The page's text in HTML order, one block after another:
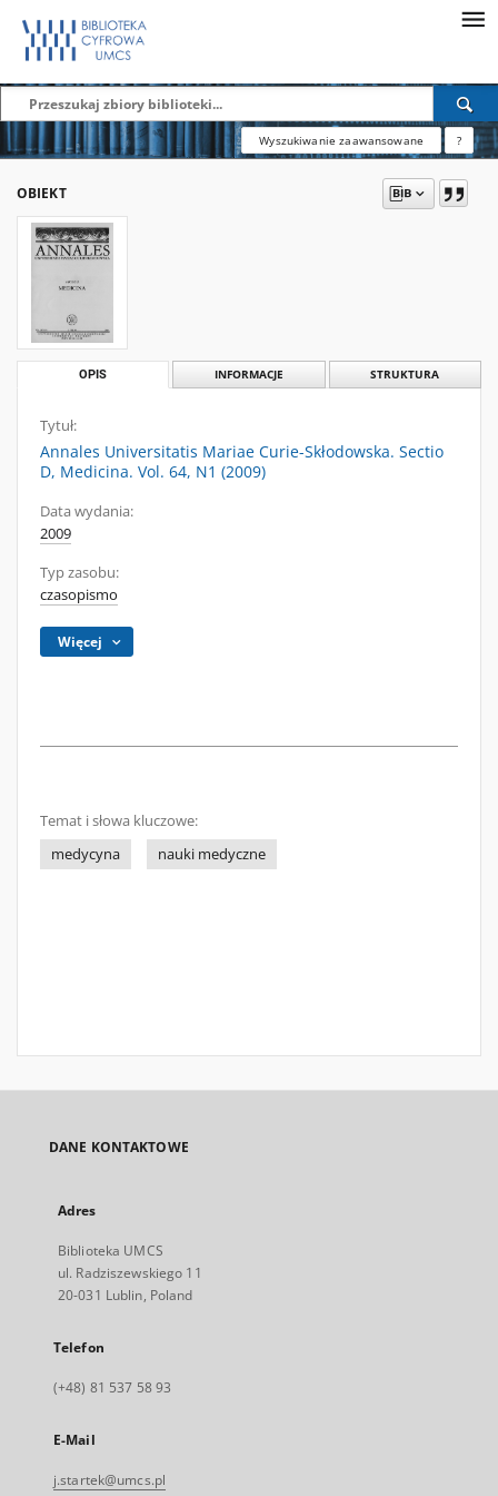
Wyszukiwanie zaawansowane ?
OBIEKT
OPIS INFORMACJE STRUKTURA
Tytuł:
Annales Universitatis Mariae Curie-Skłodowska. Sectio
D, Medicina. Vol. 64, N1 (2009)
Data wydania:
2009
Typ zasobu:
czasopismo
Więcej
Temat i słowa kluczowe:
medycyna
nauki medyczne
DANE KONTAKTOWE
Adres
Biblioteka UMCS
ul. Radziszewskiego 11
20-031 Lublin, Poland
Telefon
(+48) 81 537 58 93
E-Mail
j.startek@umcs.pl